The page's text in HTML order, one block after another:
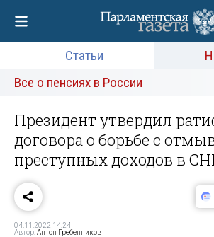
Статьи
Все о пенсиях в России
Президент утвердил
договора о борьбе с
преступных доходов в
04.11.2022 14:24
Автор:Антон Гребенников